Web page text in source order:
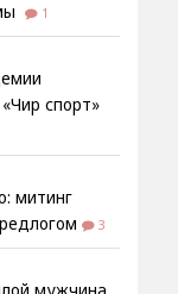
1
спорт»
митинг
3